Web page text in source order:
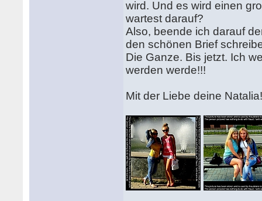
wird. Und es wird einen
wartest darauf?
Also, beende ich darauf
den schönen Brief
Die Ganze. Bis jetzt. Ich
werden werde!!!
Mit der Liebe deine